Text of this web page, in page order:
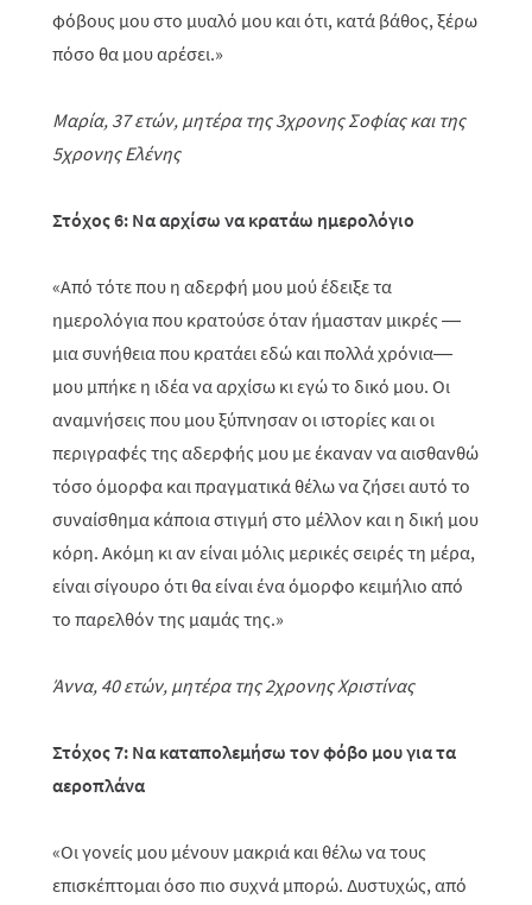
φόβους μου στο μυαλό μου και ότι, κατά βάθος, ξέρω
πόσο θα μου αρέσει.»
Μαρία, 37 ετών, μητέρα της 3χρονης Σοφίας και της
5χρονης Ελένης
Στόχος 6: Να αρχίσω να κρατάω ημερολόγιο
«Από τότε που η αδερφή μου μού έδειξε τα
ημερολόγια που κρατούσε όταν ήμασταν μικρές —
μια συνήθεια που κρατάει εδώ και πολλά χρόνια—
μου μπήκε η ιδέα να αρχίσω κι εγώ το δικό μου. Οι
αναμνήσεις που μου ξύπνησαν οι ιστορίες και οι
περιγραφές της αδερφής μου με έκαναν να αισθανθώ
τόσο όμορφα και πραγματικά θέλω να ζήσει αυτό το
συναίσθημα κάποια στιγμή στο μέλλον και η δική μου
κόρη. Ακόμη κι αν είναι μόλις μερικές σειρές τη μέρα,
είναι σίγουρο ότι θα είναι ένα όμορφο κειμήλιο από
το παρελθόν της μαμάς της.»
Άννα, 40 ετών, μητέρα της 2χρονης Χριστίνας
Στόχος 7: Να καταπολεμήσω τον φόβο μου για τα
αεροπλάνα
«Οι γονείς μου μένουν μακριά και θέλω να τους
επισκέπτομαι όσο πιο συχνά μπορώ. Δυστυχώς, από